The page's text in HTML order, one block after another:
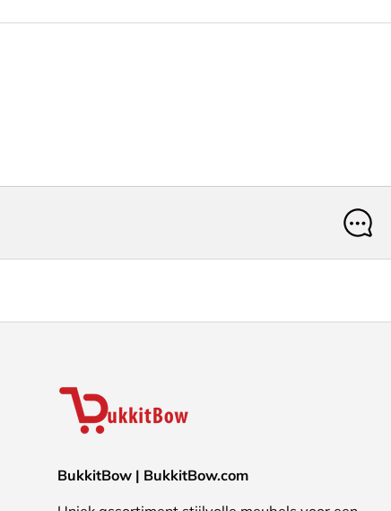
BukkitBow | BukkitBow.com